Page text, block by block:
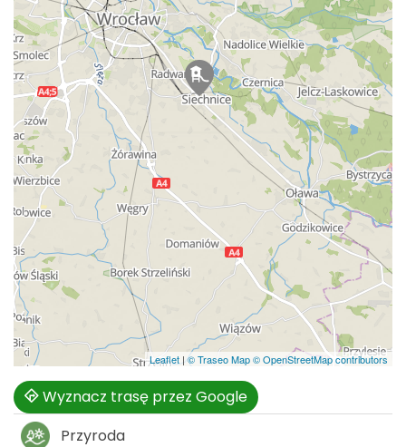
Leaflet |© Traseo Map© OpenStreetMap contributors
Wyznacz trasę przez Google
Przyroda